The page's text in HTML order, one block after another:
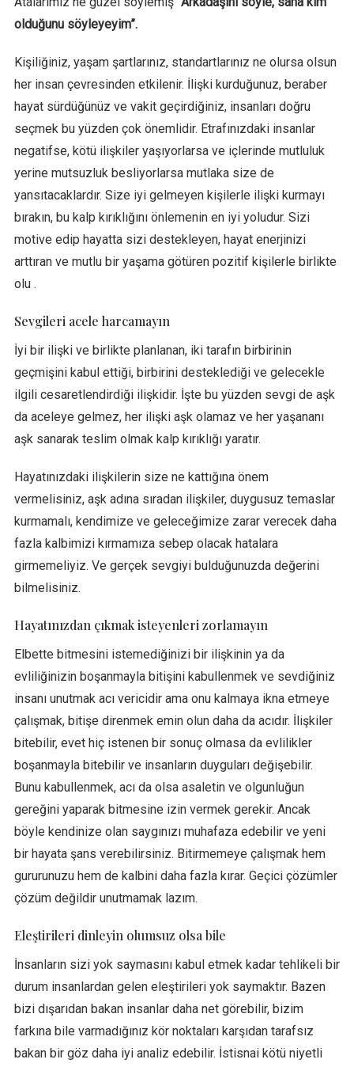
olduğunu söyleyeyim”.
Kişiliğiniz, yaşam şartlarınız, standartlarınız ne olursa olsun
her insan çevresinden etkilenir. İlişki kurduğunuz, beraber
hayat sürdüğünüz ve vakit geçirdiğiniz, insanları doğru
seçmek bu yüzden çok önemlidir. Etrafınızdaki insanlar
negatifse, kötü ilişkiler yaşıyorlarsa ve içlerinde mutluluk
yerine mutsuzluk besliyorlarsa mutlaka size de
yansıtacaklardır. Size iyi gelmeyen kişilerle ilişki kurmayı
bırakın, bu kalp kırıklığını önlemenin en iyi yoludur. Sizi
motive edip hayatta sizi destekleyen, hayat enerjinizi
arttıran ve mutlu bir yaşama götüren pozitif kişilerle birlikte
olu .
Sevgileri acele harcamayın
İyi bir ilişki ve birlikte planlanan, iki tarafın birbirinin
geçmişini kabul ettiği, birbirini desteklediği ve gelecekle
ilgili cesaretlendirdiği ilişkidir. İşte bu yüzden sevgi de aşk
da aceleye gelmez, her ilişki aşk olamaz ve her yaşananı
aşk sanarak teslim olmak kalp kırıklığı yaratır.
Hayatınızdaki ilişkilerin size ne kattığına önem
vermelisiniz, aşk adına sıradan ilişkiler, duygusuz temaslar
kurmamalı, kendimize ve geleceğimize zarar verecek daha
fazla kalbimizi kırmamıza sebep olacak hatalara
girmemeliyiz. Ve gerçek sevgiyi bulduğunuzda değerini
bilmelisiniz.
Hayatınızdan çıkmak isteyenleri zorlamayın
Elbette bitmesini istemediğinizi bir ilişkinin ya da
evliliğinizin boşanmayla bitişini kabullenmek ve sevdiğiniz
insanı unutmak acı vericidir ama onu kalmaya ikna etmeye
çalışmak, bitişe direnmek emin olun daha da acıdır. İlişkiler
bitebilir, evet hiç istenen bir sonuç olmasa da evlilikler
boşanmayla bitebilir ve insanların duyguları değişebilir.
Bunu kabullenmek, acı da olsa asaletin ve olgunluğun
gereğini yaparak bitmesine izin vermek gerekir. Ancak
böyle kendinize olan saygınızı muhafaza edebilir ve yeni
bir hayata şans verebilirsiniz. Bitirmemeye çalışmak hem
gururunuzu hem de kalbini daha fazla kırar. Geçici çözümler
çözüm değildir unutmamak lazım.
Eleştirileri dinleyin olumsuz olsa bile
İnsanların sizi yok saymasını kabul etmek kadar tehlikeli bir
durum insanlardan gelen eleştirileri yok saymaktır. Bazen
bizi dışarıdan bakan insanlar daha net görebilir, bizim
farkına bile varmadığınız kör noktaları karşıdan tarafsız
bakan bir göz daha iyi analiz edebilir. İstisnai kötü niyetli